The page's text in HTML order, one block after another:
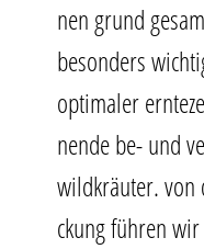
nen grund
beson­ders
opti­ma­ler
nen­de be- und
wild­kräu­ter.
ckung füh­ren